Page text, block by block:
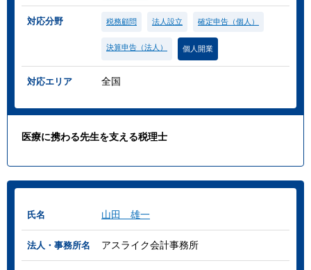
対応分野 税務顧問 法人設立 確定申告（個人）
決算申告（法人） 個人開業
対応エリア 全国
医療に携わる先生を支える税理士
氏名 山田 雄一
法人・事務所名 アスライク会計事務所